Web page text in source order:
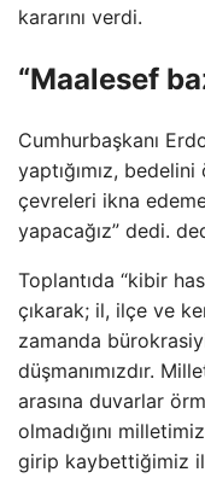
kararını verdi.
“Maalesef
Cumhurbaşkanı
yaptığımız,
çevreleri ikna
yapacağız” dedi.
Toplantıda “kibir
çıkarak; il, ilçe ve
zamanda
düşmanımızdır.
arasına duvarlar
olmadığını
girip kaybettiğimiz il